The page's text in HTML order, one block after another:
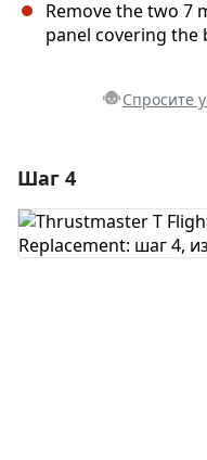
Remove the two 7
panel covering the
Спросите
Добавить
Шаг 4